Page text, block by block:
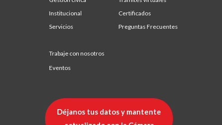
Institucional
Certificados
Servicios
Preguntas Frecuentes
Trabaje con nosotros
Eventos
Déjanos tus datos y mantente